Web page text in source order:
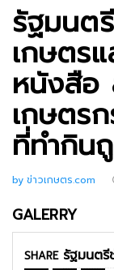
RECOMMEND
NEWS
LOGIN
REGISTER
รัฐมนต
เกษตร
หนังสือ
เกษตร
ที่ทำกิน
by ข่าวเกษตร.com
GALERRY
SHARE